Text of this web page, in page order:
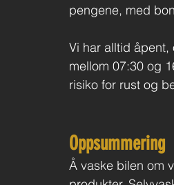
pengene, med
Vi har alltid
mellom 07:30 og
risiko for rust og
Oppsummering
Å vaske bilen om